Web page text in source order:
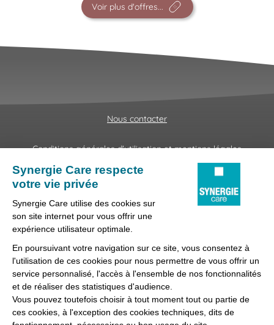
Voir plus d'offres...
Nous contacter
Conditions générales d'utilisation et mentions légales
Fraudes & Hameçonnages
Lanceur d'alertes
Préférences des cookies
Synergie Care, réseau d'agences d'emploi spécialisées dans
la délégation de personnel médical et paramédical, filiale du